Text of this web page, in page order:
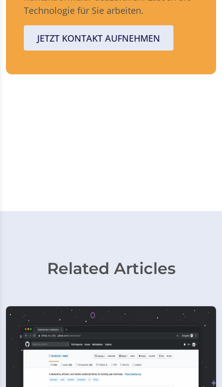
Technologie für Sie arbeiten.
JETZT KONTAKT AUFNEHMEN
Related Articles